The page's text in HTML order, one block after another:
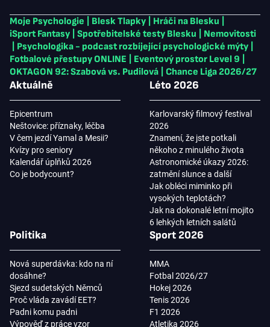
Moje Psychologie Blesk Tlapky Hráči na Blesku
iSport Fantasy
Spotřebitelské testy Blesku
Nemovitosti
Psychologika - podcast rozbíjející psychologické mýty
Fotbalové přestupy ONLINE
Eventový prostor Level 9
OKTAGON 92: Szabová vs. Pudilová
Chance Liga 2026/27
Aktuálně
Epicentrum
Neštovice: příznaky, léčba
V čem jezdí Yamal a Mesii?
Kvízy pro seniory
Kalendář úplňků 2026
Co je bodycount?
Léto 2026
Karlovarský filmový festival
2026
Znamení, že jste potkali
někoho z minulého života
Astronomické úkazy 2026:
zatmění slunce a další
Jak obléci miminko při
vysokých teplotách?
Jak na dokonalé letní mojito
6 lehkých letních salátů
Politika
Nová superdávka: kdo na ní
dosáhne?
Sjezd sudetských Němců
Proč vláda zavádí EET?
Padni komu padni
Výpověď z práce vzor
Sport 2026
MMA
Fotbal 2026/27
Hokej 2026
Tenis 2026
F1 2026
Atletika 2026